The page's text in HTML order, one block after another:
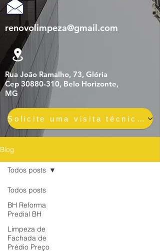
renovolimpeza@gmail.com
Rua João Ramalho, 73, Glória
Cep 30880-310, Belo Horizonte,
MG
Solicite uma visita técnica gratuita e sem compromisso
Blog
Todos posts
BH Reforma
Predial BH
Limpeza de
Fachada de
Prédio Preço
Todos posts